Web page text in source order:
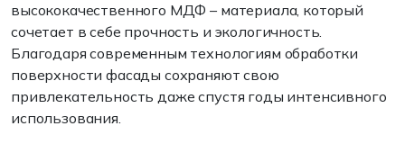
высококачественного МДФ – материала, который
сочетает в себе прочность и экологичность.
Благодаря современным технологиям обработки
поверхности фасады сохраняют свою
привлекательность даже спустя годы интенсивного
использования.